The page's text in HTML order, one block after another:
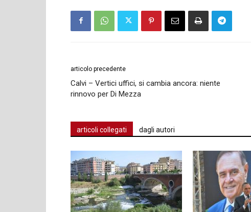
articolo precedente
Calvi – Vertici uffici, si cambia ancora: niente
rinnovo per Di Mezza
articoli collegati dagli autori